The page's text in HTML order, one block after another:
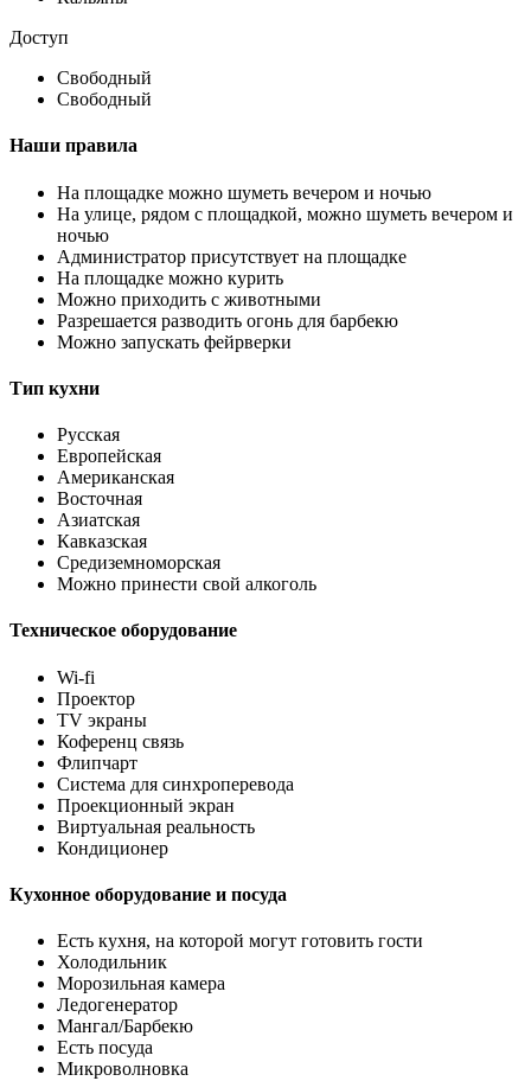
Доступ
Свободный
Свободный
Наши правила
На площадке можно шуметь вечером и ночью
На улице, рядом с площадкой, можно шуметь вечером и
ночью
Администратор присутствует на площадке
На площадке можно курить
Можно приходить с животными
Разрешается разводить огонь для барбекю
Можно запускать фейрверки
Тип кухни
Русская
Европейская
Американская
Восточная
Азиатская
Кавказская
Средиземноморская
Можно принести свой алкоголь
Техническое оборудование
Wi-fi
Проектор
TV экраны
Коференц связь
Флипчарт
Система для синхроперевода
Проекционный экран
Виртуальная реальность
Кондиционер
Кухонное оборудование и посуда
Есть кухня, на которой могут готовить гости
Холодильник
Морозильная камера
Ледогенератор
Мангал/Барбекю
Есть посуда
Микроволновка